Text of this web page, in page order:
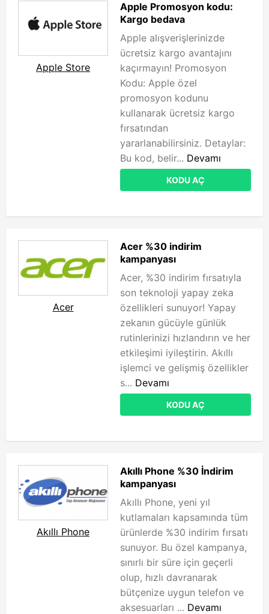
Apple Store
Apple Promosyon kodu:
Kargo bedava
Apple alışverişlerinizde
ücretsiz kargo avantajını
kaçırmayın! Promosyon
Kodu: Apple özel
promosyon kodunu
kullanarak ücretsiz kargo
fırsatından
yararlanabilirsiniz. Detaylar:
Bu kod, belir... Devamı
KODU AÇ
Acer
Acer %30 indirim
kampanyası
Acer, %30 indirim fırsatıyla
son teknoloji yapay zeka
özellikleri sunuyor! Yapay
zekanın gücüyle günlük
rutinlerinizi hızlandırın ve her
etkileşimi iyileştirin. Akıllı
işlemci ve gelişmiş özellikler
s... Devamı
KODU AÇ
Akıllı Phone
Akıllı Phone %30 İndirim
kampanyası
Akıllı Phone, yeni yıl
kutlamaları kapsamında tüm
ürünlerde %30 indirim fırsatı
sunuyor. Bu özel kampanya,
sınırlı bir süre için geçerli
olup, hızlı davranarak
bütçenize uygun telefon ve
aksesuarları ... Devamı